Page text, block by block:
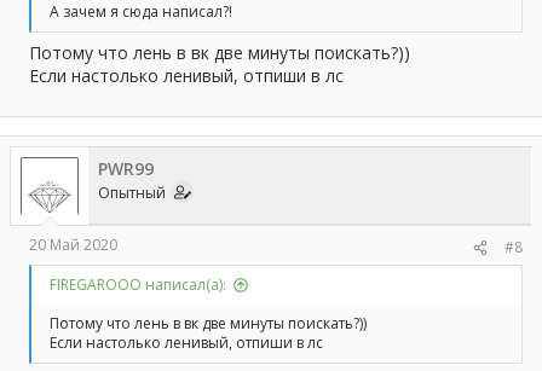
А зачем я сюда написал?!
Потому что лень в вк две минуты поискать?))
Если настолько ленивый, отпиши в лс
PWR99
Опытный
20 Май 2020
#8
FIREGAROOO написал(а):
Потому что лень в вк две минуты поискать?))
Если настолько ленивый, отпиши в лс